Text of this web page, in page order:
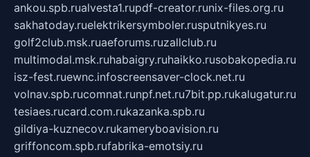
ankou.spb.rualvesta1.rupdf-creator.runix-files.org.ru
sakhatoday.ruelektrikersymboler.rusputnikyes.ru
golf2club.msk.ruaeforums.ruzallclub.ru
multimodal.msk.ruhabaigry.ruhaikko.rusobakopedia.ru
isz-fest.ruewnc.infoscreensaver-clock.net.ru
volnav.spb.rucomnat.runpf.net.ru7bit.pp.rukalugatur.ru
tesiaes.rucard.com.rukazanka.spb.ru
gildiya-kuznecov.rukameryboavision.ru
griffoncom.spb.rufabrika-emotsiy.ru